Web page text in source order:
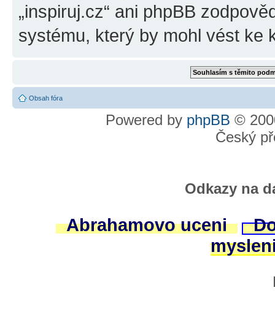
„inspiruj.cz“ ani phpBB
systému, který by mohl vést ke
Obsah fóra
Powered by phpBB ©
Český
Odkazy na
Abrahamovo uceni